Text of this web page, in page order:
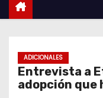
ADICIONALES
Entrevista a
adopción que